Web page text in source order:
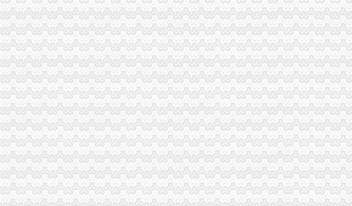
荣昌局重庆代办公司一季度中介组织发展迅速
市重庆代办公司局认真组织实施对口援疆工作
渝北局“三明确”重庆营业执照注销确保微企财政资金监管到位
双桥区采取多项措施化微型企业发展
彭水局重庆营业执照注销联合公安部门查获一起制售蜂糖案
南川区“十办十不办”重庆公司注销做好微型企业产业引导
万州局重庆公司注销大力发展电子商务类微型企业
黔江局查获一批货值2万余元的重庆代办公司冒“农达”农
渝北局重庆代办公司机场所成功处置一起因航班延误而获集体赔偿案
酉局重庆公司注销加快推进商标发展工作初见成效
“学习贯彻全市工商工作会议精”重庆营业执照注销署名文章组稿编发工作圆满完
批全国外资登记管理干部业务交流会在高新区局重庆代办公司成功召开